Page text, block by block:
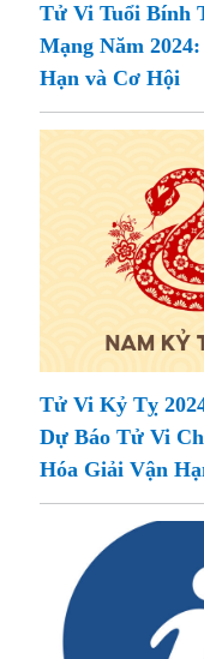
Tử Vi Tuổi Bính
Mạng Năm
Hạn và Cơ Hội
Tử Vi Kỷ Tỵ
Dự Báo Tử Vi
Hóa Giải Vận